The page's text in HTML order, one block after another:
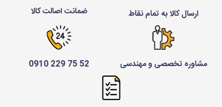
ارسال کالا به تمام نقاط ضمانت اصالت کالا
مشاوره تخصصی و مهندسی 52 75 229 0910